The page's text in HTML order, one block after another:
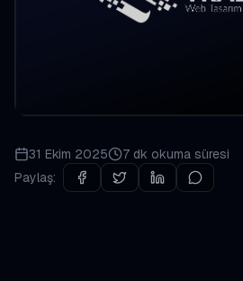
31 Ekim 2025 7 dk okuma süresi
Paylaş: